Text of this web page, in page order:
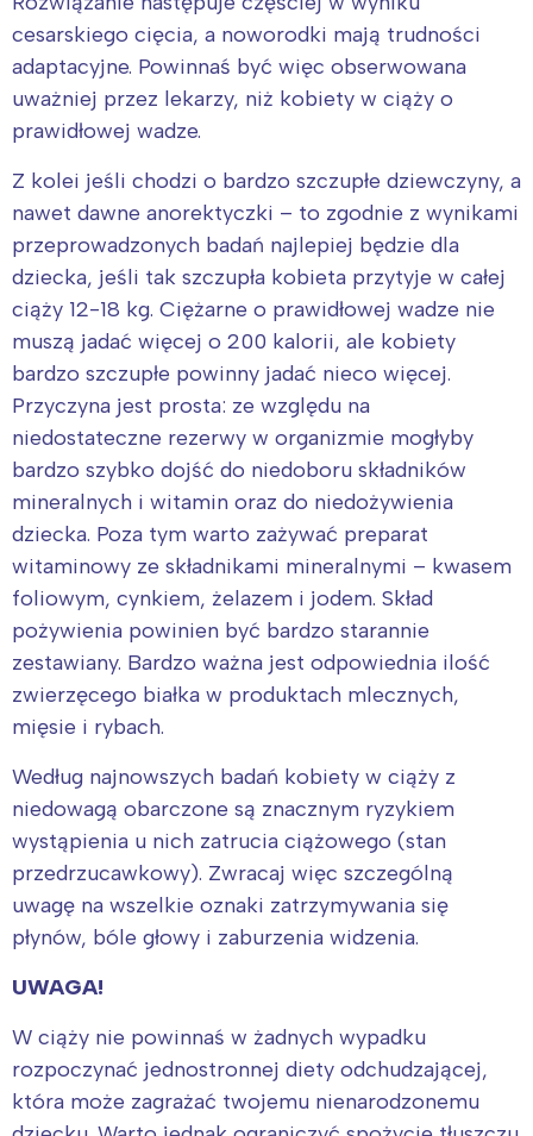
cesarskiego cięcia, a noworodki mają trudności
adaptacyjne. Powinnaś być więc obserwowana
uważniej przez lekarzy, niż kobiety w ciąży o
prawidłowej wadze.
Z kolei jeśli chodzi o bardzo szczupłe dziewczyny, a
nawet dawne anorektyczki – to zgodnie z wynikami
przeprowadzonych badań najlepiej będzie dla
dziecka, jeśli tak szczupła kobieta przytyje w całej
ciąży 12-18 kg. Ciężarne o prawidłowej wadze nie
muszą jadać więcej o 200 kalorii, ale kobiety
bardzo szczupłe powinny jadać nieco więcej.
Przyczyna jest prosta: ze względu na
niedostateczne rezerwy w organizmie mogłyby
bardzo szybko dojść do niedoboru składników
mineralnych i witamin oraz do niedożywienia
dziecka. Poza tym warto zażywać preparat
witaminowy ze składnikami mineralnymi – kwasem
foliowym, cynkiem, żelazem i jodem. Skład
pożywienia powinien być bardzo starannie
zestawiany. Bardzo ważna jest odpowiednia ilość
zwierzęcego białka w produktach mlecznych,
mięsie i rybach.
Według najnowszych badań kobiety w ciąży z
niedowagą obarczone są znacznym ryzykiem
wystąpienia u nich zatrucia ciążowego (stan
przedrzucawkowy). Zwracaj więc szczególną
uwagę na wszelkie oznaki zatrzymywania się
płynów, bóle głowy i zaburzenia widzenia.
UWAGA!
W ciąży nie powinnaś w żadnych wypadku
rozpoczynać jednostronnej diety odchudzającej,
która może zagrażać twojemu nienarodzonemu